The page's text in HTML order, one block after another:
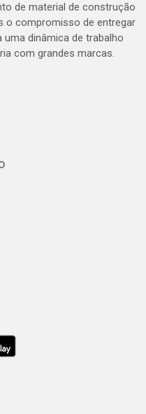
de material de construção
o compromisso de entregar
dinâmica de trabalho
com grandes marcas.